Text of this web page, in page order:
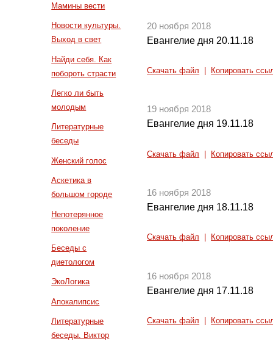
Мамины вести
Новости культуры.
Выход в свет
Найди себя. Как
побороть страсти
Легко ли быть
молодым
Литературные
беседы
Женский голос
Аскетика в
большом городе
Непотерянное
поколение
Беседы с
диетологом
ЭкоЛогика
Апокалипсис
Литературные
беседы. Виктор
20 ноября 2018
Евангелие дня 20.11.18
Скачать файл Копировать
19 ноября 2018
Евангелие дня 19.11.18
Скачать файл Копировать
16 ноября 2018
Евангелие дня 18.11.18
Скачать файл Копировать
16 ноября 2018
Евангелие дня 17.11.18
Скачать файл Копировать